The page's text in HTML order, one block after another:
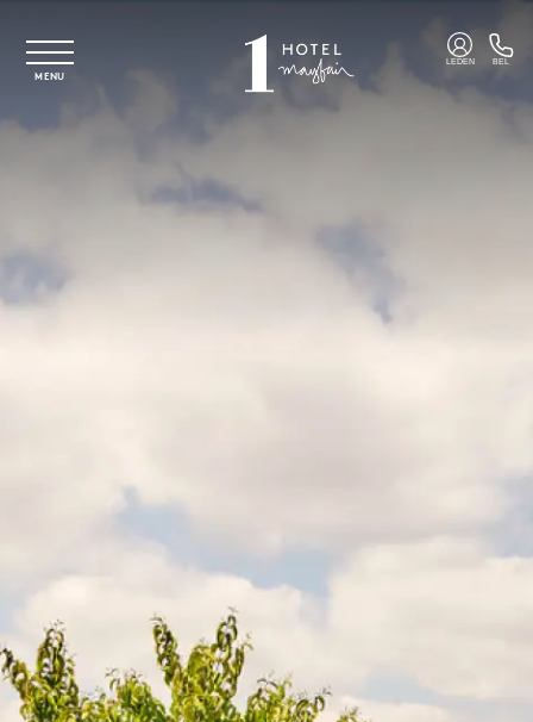
MENU
LEDEN BEL